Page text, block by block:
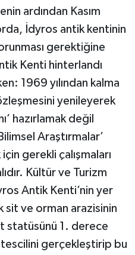
ardından Kasım
İdyros antik kentinin
gerektiğine
Kenti hinterlandı
1969 yılından kalma
yenileyerek
hazırlamak değil
Araştırmalar’
gerekli çalışmaları
Kültür ve Turizm
Antik Kenti’nin yer
sit ve orman arazisinin
statüsünü 1. derece
tescilini gerçekleştirip bu